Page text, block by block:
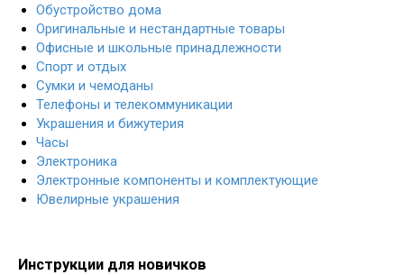
Обустройство дома
Оригинальные и нестандартные товары
Офисные и школьные принадлежности
Спорт и отдых
Сумки и чемоданы
Телефоны и телекоммуникации
Украшения и бижутерия
Часы
Электроника
Электронные компоненты и комплектующие
Ювелирные украшения
Инструкции для новичков